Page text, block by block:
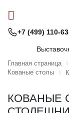
+7 (499) 110-
Главная страница
Кованые столы
КОВАНЫЕ